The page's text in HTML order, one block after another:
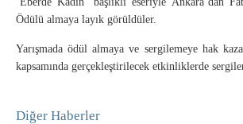
Ödülü almaya layık görüldüler.
Yarışmada ödül almaya ve sergilemeye hak
kapsamında gerçekleştirilecek etkinliklerde
Diğer Haberler